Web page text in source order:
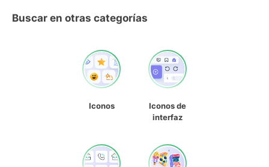
Buscar en otras categorías
Iconos
Iconos de
interfaz